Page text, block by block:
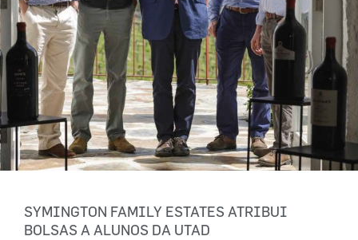
SYMINGTON FAMILY ESTATES ATRIBUI
BOLSAS A ALUNOS DA UTAD